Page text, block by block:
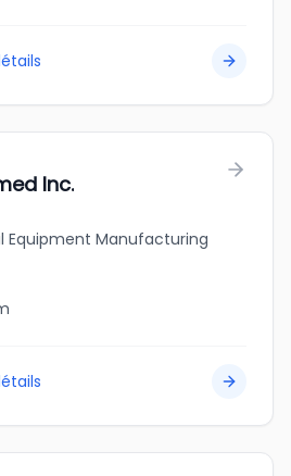
Inc.
Equipment Manufacturing